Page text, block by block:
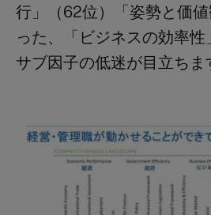
行」（62位）「姿勢と価
った、「ビジネスの効率
サブ因子の低迷が目立ちま